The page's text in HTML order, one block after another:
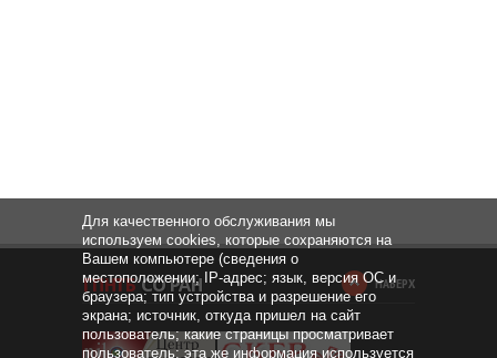
НАВЕРХ
Для качественного обслуживания мы
используем cookies, которые сохраняются на
Вашем компьютере (сведения о
местоположении; IP-адрес; язык, версия ОС и
браузера; тип устройства и разрешение его
экрана; источник, откуда пришел на сайт
пользователь; какие страницы просматривает
пользователь; эта же информация используется